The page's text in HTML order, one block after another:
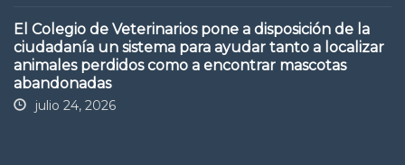
El Colegio de Veterinarios pone a disposición de la
ciudadanía un sistema para ayudar tanto a localizar
animales perdidos como a encontrar mascotas
abandonadas
julio 24, 2026